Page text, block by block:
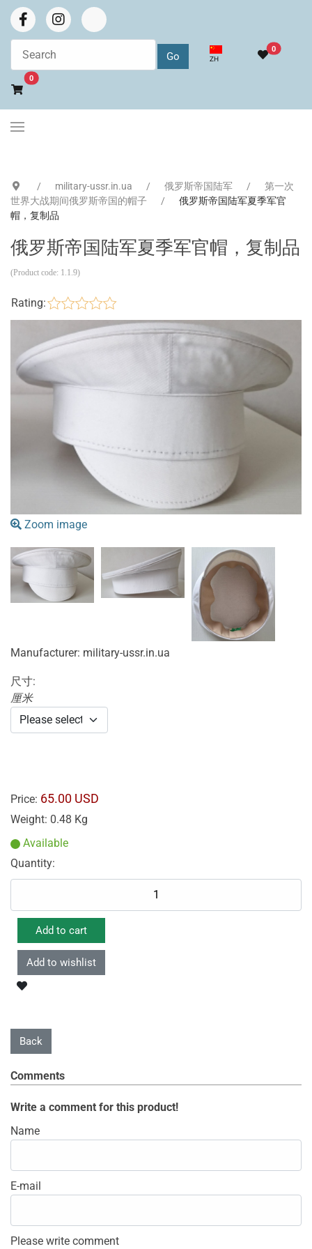
选择你的语音
ZH
0
0Go to cart
military-ussr.in.ua 俄罗斯帝国陆军
第一次
世界大战期间俄罗斯帝国的帽子
俄罗斯帝国陆军夏季军官
帽，复制品
俄罗斯帝国陆军夏季军官帽，复制品
(Product code: 1.1.9)
Rating:
Zoom image
Manufacturer: military-ussr.in.ua
尺寸:
厘米
Price: 65.00 USD
Weight: 0.48 Kg
Available
Quantity:
Comments
Write a comment for this product!
Name
E-mail
Please write comment